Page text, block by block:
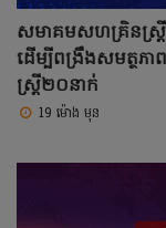
សមាគមសហគ្រិនស្ត្រី
ដើម្បីពង្រឹងសមត្ថភ
ស្ត្រី២០នាក់
19 ម៉ោង មុន